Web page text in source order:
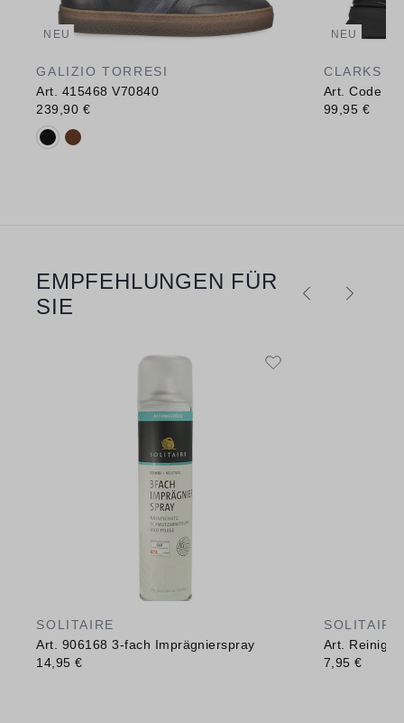
NEU
GALIZIO TORRESI
Art. 415468 V70840
239,90 €
Verfügbare Farbvarianten:
NEU
CLARKS
Art. Code H
99,95 €
Produktgalerie überspringen
EMPFEHLUNGEN FÜR
SIE
SOLITAIRE
Art. 906168 3-fach Imprägnierspray
14,95 €
SOLITAIRE
Art.
7,95 €